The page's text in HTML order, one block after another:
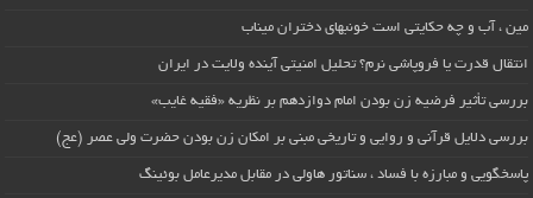
مین ، آب و چه حکایتی است خونبهای دختران میناب
انتقال قدرت یا فروپاشی نرم؟ تحلیل امنیتی آینده ولایت در ایران
بررسی تأثیر فرضیه زن بودن امام دوازدهم بر نظریه «فقیه غایب»
بررسی دلایل قرآنی و روایی و تاریخی مبنی بر امکان زن بودن حضرت ولی عصر (عج)
پاسخگویی و مبارزه با فساد ، سناتور هاولی در مقابل مدیرعامل بوئینگ